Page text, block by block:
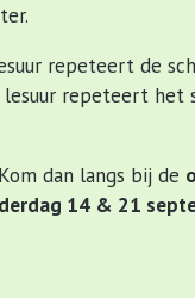
repeteert de
repeteert het
dan langs bij de
14 & 21